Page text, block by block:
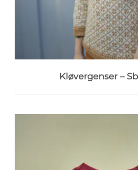
Kløvergenser –